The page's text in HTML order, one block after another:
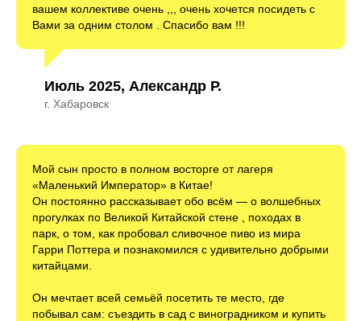
вашем коллективе очень ,,, очень хочется посидеть с
Вами за одним столом . Спасибо вам !!!
Июль 2025, Александр Р.
г. Хабаровск
Мой сын просто в полном восторге от лагеря
«Маленький Император» в Китае!
Он постоянно рассказывает обо всём — о волшебных
прогулках по Великой Китайской стене , походах в
парк, о том, как пробовал сливочное пиво из мира
Гарри Поттера и познакомился с удивительно добрыми
китайцами.
Он мечтает всей семьёй посетить те место, где
побывал сам: съездить в сад с виноградником и купить